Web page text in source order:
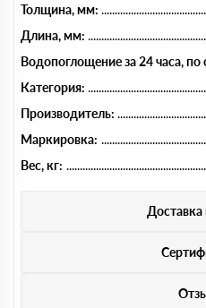
Толщина, мм:
Длина, мм:
Водопоглощение за 24 часа, по
Категория:
Производитель:
Маркировка:
Вес, кг:
Доставка